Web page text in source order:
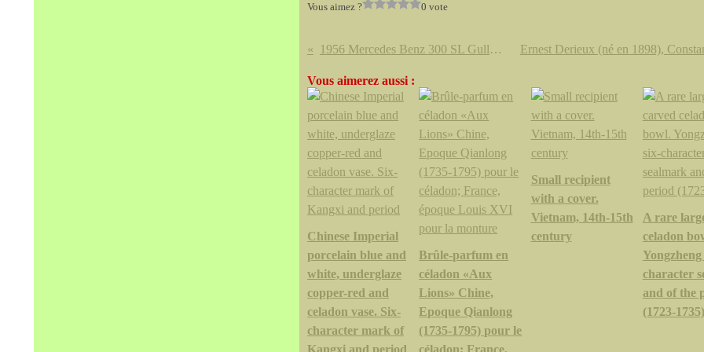
Vous aimez ? 0 vote
1956 Mercedes Benz 300 SL Gullwing
Vous aimerez aussi :
Chinese Imperial
porcelain blue and
white, underglaze
copper-red and
celadon vase. Six-
character mark of
Kangxi and period
Brûle-parfum en
céladon «Aux
Lions» Chine,
Epoque Qianlong
(1735-1795) pour le
céladon; France,
Small recipient
with a cover.
Vietnam, 14th-15th
century
A rare
celadon
Yongzheng
character
and of the
(1723-1735)